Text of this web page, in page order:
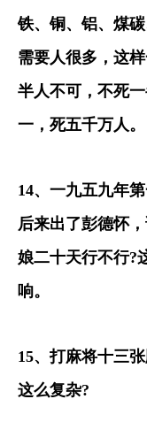
铁、铜、铝、煤
需要人很多，这
半人不可，不死
一，死五千万人。
14、一九五九年
后来出了彭德怀
娘二十天行不行?
响。
15、打麻将十三
这么复杂?